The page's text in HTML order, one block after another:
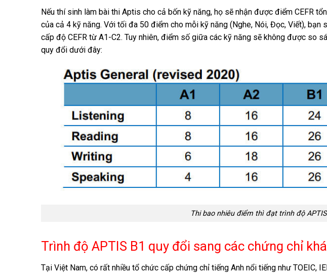
Nếu thí sinh làm bài thi Aptis cho cả bốn kỹ năng, họ sẽ nhận được điểm CEFR
của cả 4 kỹ năng. Với tối đa 50 điểm cho mỗi kỹ năng (Nghe, Nói, Đọc, Viết),
cấp độ CEFR từ A1-C2. Tuy nhiên, điểm số giữa các kỹ năng sẽ không được so
quy đổi dưới đây:
Thi bao nhiêu điểm thì đạt trình độ
Trình độ APTIS B1 quy đổi sang các chứng chỉ
Tại Việt Nam, có rất nhiều tổ chức cấp chứng chỉ tiếng Anh nổi tiếng như TOEIC,